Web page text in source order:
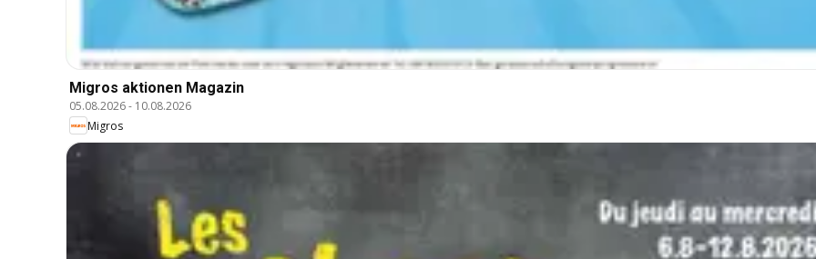
Migros aktionen Magazin
05.08.2026- 10.08.2026
Migros